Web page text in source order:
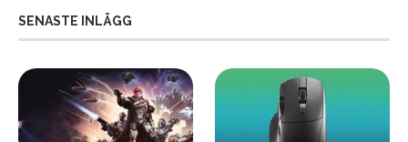
SENASTE INLÄGG